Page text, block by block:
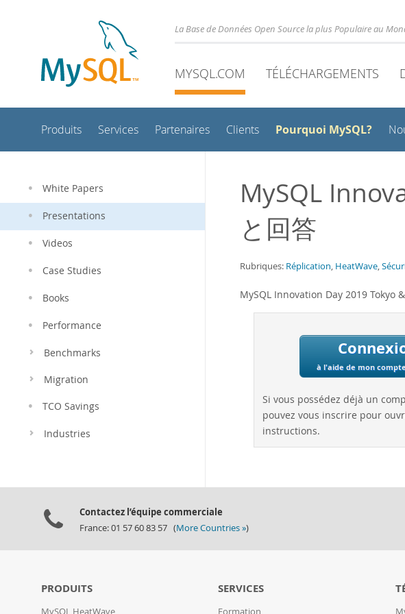
La Base de Données Open Source la plus Populaire au
MYSQL.COM TÉLÉCHARGEMENTS
Produits Services Partenaires Clients Pourquoi MySQL?
White Papers
Presentations
Videos
Case Studies
Books
Performance
Benchmarks
Migration
TCO Savings
Industries
MySQL
と回答
Rubriques: Réplication, HeatWave,
MySQL Innovation Day 2019 Tokyo
à l'aide de mon
Si vous possédez déjà un
pouvez vous inscrire pour
instructions.
Contactez l’équipe commerciale
France: 01 57 60 83 57 (More Countries »)
PRODUITS
MySQL HeatWave
SERVICES
Formation